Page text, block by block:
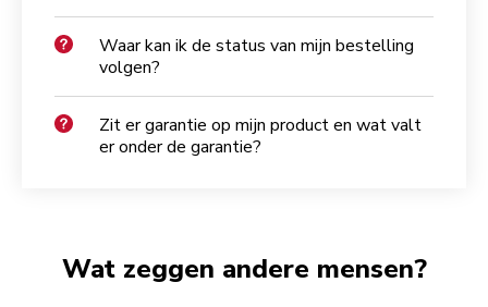
Waar kan ik de status van mijn bestelling
volgen?
Zit er garantie op mijn product en wat valt
er onder de garantie?
Wat zeggen andere mensen?